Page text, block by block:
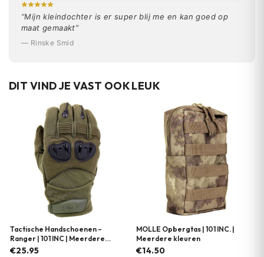
“Mijn kleindochter is er super blij me en kan goed op
maat gemaakt”
— Rinske Smid
DIT VIND JE VAST OOK LEUK
Tactische Handschoenen –
Ranger | 101 INC | Meerdere
kleuren
€25.95
MOLLE Opbergtas | 101 INC. |
Meerdere kleuren
€14.50